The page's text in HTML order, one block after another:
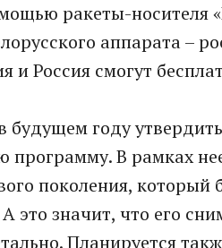
ракеты-носителя
аппарата –
и Россия смогут
будущем году
В рамках
поколения, который
это значит, что его
Планируется